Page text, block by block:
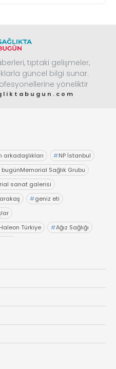
tıptaki gelişmeler,
güncel bilgi sunar.
yöneliktir
arkadaşlıkları #NP İstanbul
bugünMemorial Sağlık Grubu
sanat galerisi
#geniz eti
Türkiye #Ağız Sağlığı
Şen